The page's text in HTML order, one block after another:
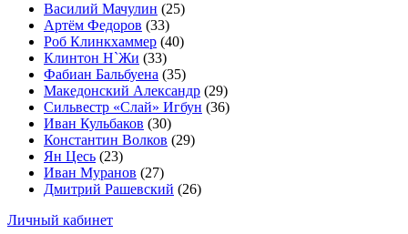
Василий Мачулин (25)
Артём Федоров (33)
Роб Клинкхаммер (40)
Клинтон Н`Жи (33)
Фабиан Бальбуена (35)
Македонский Александр (29)
Сильвестр «Слай» Игбун (36)
Иван Кульбаков (30)
Константин Волков (29)
Ян Цесь (23)
Иван Муранов (27)
Дмитрий Рашевский (26)
Личный кабинет